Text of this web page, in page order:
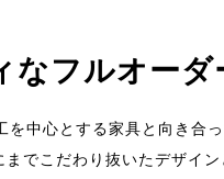
フルオーダ
中心とする家具と向き合っ
でこだわり抜いたデザイ